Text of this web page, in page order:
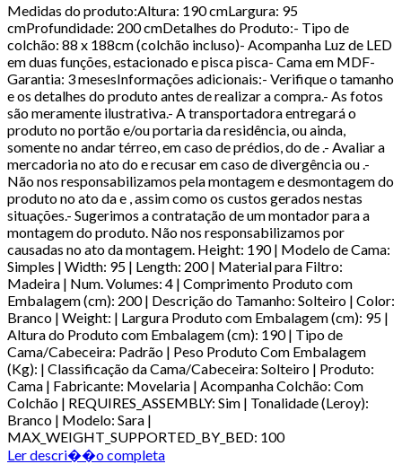
Medidas do produto:Altura: 190 cmLargura: 95
cmProfundidade: 200 cmDetalhes do Produto:- Tipo de
colchão: 88 x 188cm (colchão incluso)- Acompanha Luz de LED
em duas funções, estacionado e pisca pisca- Cama em MDF-
Garantia: 3 mesesInformações adicionais:- Verifique o tamanho
e os detalhes do produto antes de realizar a compra.- As fotos
são meramente ilustrativa.- A transportadora entregará o
produto no portão e/ou portaria da residência, ou ainda,
somente no andar térreo, em caso de prédios, do de .- Avaliar a
mercadoria no ato do e recusar em caso de divergência ou .-
Não nos responsabilizamos pela montagem e desmontagem do
produto no ato da e , assim como os custos gerados nestas
situações.- Sugerimos a contratação de um montador para a
montagem do produto. Não nos responsabilizamos por
causadas no ato da montagem. Height: 190 | Modelo de Cama:
Simples | Width: 95 | Length: 200 | Material para Filtro:
Madeira | Num. Volumes: 4 | Comprimento Produto com
Embalagem (cm): 200 | Descrição do Tamanho: Solteiro | Color:
Branco | Weight: | Largura Produto com Embalagem (cm): 95 |
Altura do Produto com Embalagem (cm): 190 | Tipo de
Cama/Cabeceira: Padrão | Peso Produto Com Embalagem
(Kg): | Classificação da Cama/Cabeceira: Solteiro | Produto:
Cama | Fabricante: Movelaria | Acompanha Colchão: Com
Colchão | REQUIRES_ASSEMBLY: Sim | Tonalidade (Leroy):
Branco | Modelo: Sara |
MAX_WEIGHT_SUPPORTED_BY_BED: 100
Ler descri��o completa